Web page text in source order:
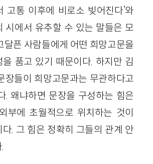
고통 이후에 비로소 빚어진다’와
시에서 유추할 수 있는 말들은 모
달픈 사람들에게 어떤 희망고문을
을 품고 있기 때문이다. 하지만 김
장들이 희망고문과는 무관하다고
. 왜냐하면 문장을 구성하는 힘은
부에 초월적으로 위치하는 것이
. 그 힘은 정확히 그들의 관계 안